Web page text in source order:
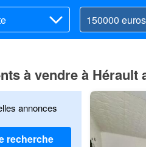
à vendre à Hérault
annonces
recherche